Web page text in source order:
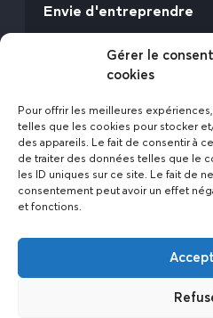
Gérer le
cookies
Pour offrir les meilleures
telles que les cookies pour stocker
des appareils. Le fait de consentir à
de traiter des données telles que le
les ID uniques sur ce site. Le fait de
consentement peut avoir un effet
et fonctions.
Envie d'entreprendre
avec l’Expert Etat des
Rejoignez-nous
Politique de confidentialité